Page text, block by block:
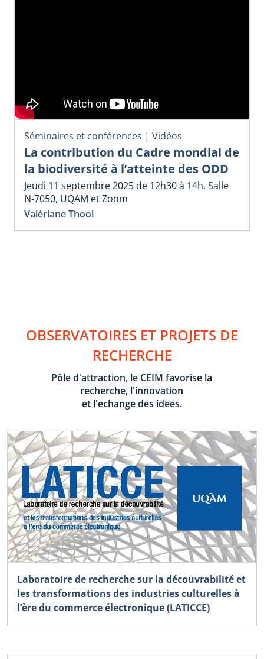
Séminaires et conférences | Vidéos
La contribution du Cadre mondial de
la biodiversité à l’atteinte des ODD
Jeudi 11 septembre 2025 de 12h30 à 14h, Salle
N-7050, UQAM et Zoom
Valériane Thool
OBSERVATOIRES ET PROJETS DE
RECHERCHE
Pôle d'attraction, le CEIM favorise la
recherche, l'innovation
et l'echange des idees.
Laboratoire de recherche sur la découvrabilité et
les transformations des industries culturelles à
l’ère du commerce électronique (LATICCE)